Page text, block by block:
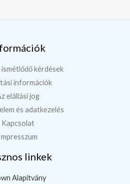
kérdések
információk
elállási jog
és adatkezelés
Kapcsolat
linkek
Alapítvány